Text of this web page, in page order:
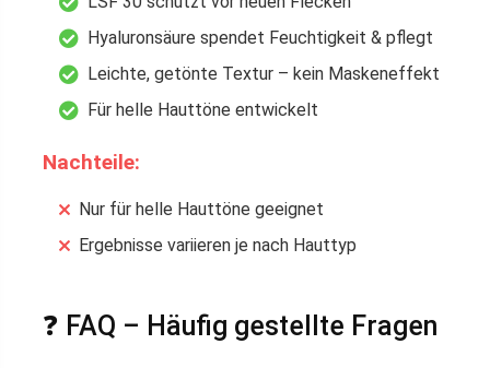
Hyaluronsäure spendet Feuchtigkeit & pflegt
Leichte, getönte Textur – kein Maskeneffekt
Für helle Hauttöne entwickelt
Nachteile:
Nur für helle Hauttöne geeignet
Ergebnisse variieren je nach Hauttyp
❓ FAQ – Häufig gestellte Fragen